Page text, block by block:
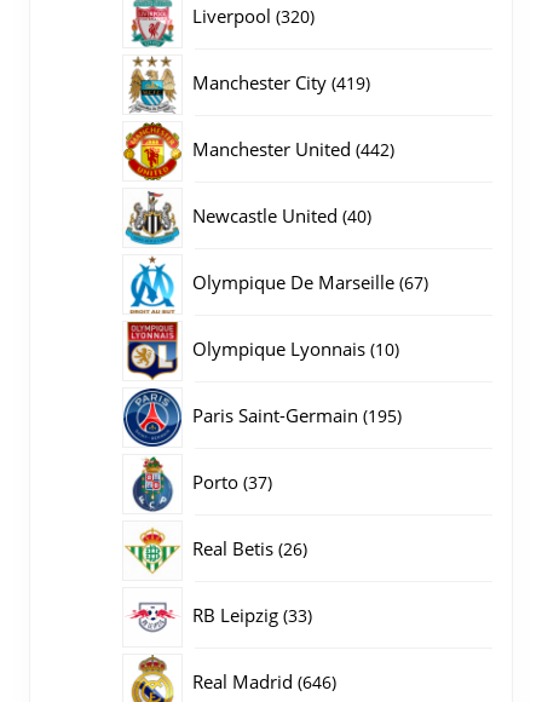
Liverpool 320320
Manchester City 419419
Manchester United 442442
Newcastle United 4040
Olympique De Marseille 6767
Olympique Lyonnais 1010
Paris Saint-Germain 195195
Porto 3737
Real Betis 2626
RB Leipzig 3333
Real Madrid 646646